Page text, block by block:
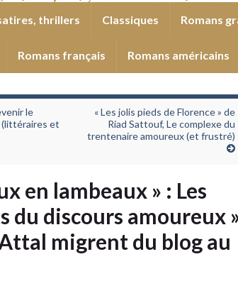
thrillers Classiques Romans
Romans français Romans américains
le
(littéraires et
« Les jolis pieds de Florence » de
Riad Sattouf, Le complexe du
trentenaire amoureux (et frustré)
en lambeaux » : Les
du discours amoureux
migrent du blog au